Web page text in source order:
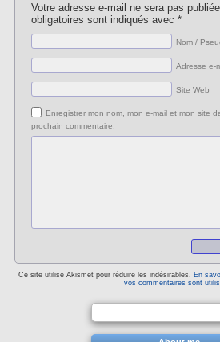
Votre adresse e-mail ne sera pas
obligatoires sont indiqués avec *
Nom /
Adresse e-
Site Web
Enregistrer mon nom, mon e-mail et mon site
prochain commentaire.
Ce site utilise Akismet pour réduire les indésirables. En
vos commentaires sont